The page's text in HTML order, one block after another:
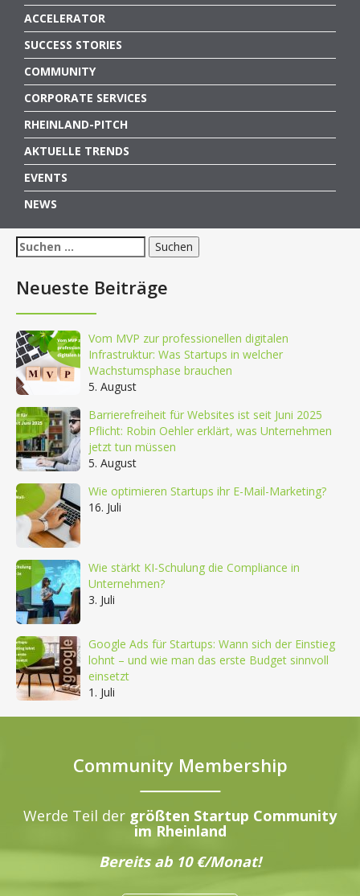
ACCELERATOR
SUCCESS STORIES
COMMUNITY
CORPORATE SERVICES
RHEINLAND-PITCH
AKTUELLE TRENDS
EVENTS
NEWS
Suchen
nach:
Neueste Beiträge
Vom MVP zur professionellen digitalen
Infrastruktur: Was Startups in welcher
Wachstumsphase brauchen
5. August
Barrierefreiheit für Websites ist seit Juni 2025
Pflicht: Robin Oehler erklärt, was Unternehmen
jetzt tun müssen
5. August
Wie optimieren Startups ihr E-Mail-Marketing?
16. Juli
Wie stärkt KI-Schulung die Compliance in
Unternehmen?
3. Juli
Google Ads für Startups: Wann sich der Einstieg
lohnt – und wie man das erste Budget sinnvoll
einsetzt
1. Juli
Community Membership
Werde Teil der größten Startup Community
im Rheinland
Bereits ab 10 €/Monat!